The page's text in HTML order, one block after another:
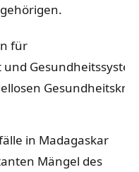
für
in Madagaskar
Mängel des